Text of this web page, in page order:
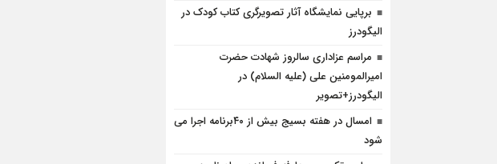
برپایی نمایشگاه آثار تصویرگری کتاب کودک در
الیگودرز
مراسم عزاداری سالروز شهادت حضرت
امیرالمومنین علی (علیه السلام) در
الیگودرز+تصویر
امسال در هفته بسیج بیش از ۴۰برنامه اجرا می
شود